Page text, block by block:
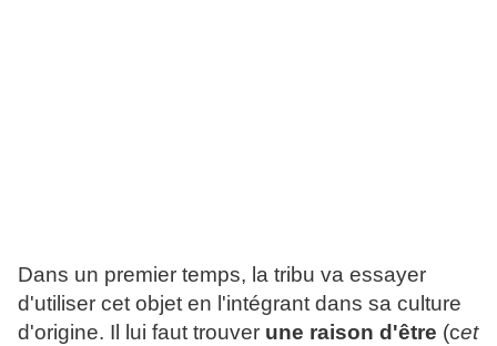
Dans un premier temps, la tribu va essayer
d'utiliser cet objet en l'intégrant dans sa culture
d'origine. Il lui faut trouver une raison d'être (cet